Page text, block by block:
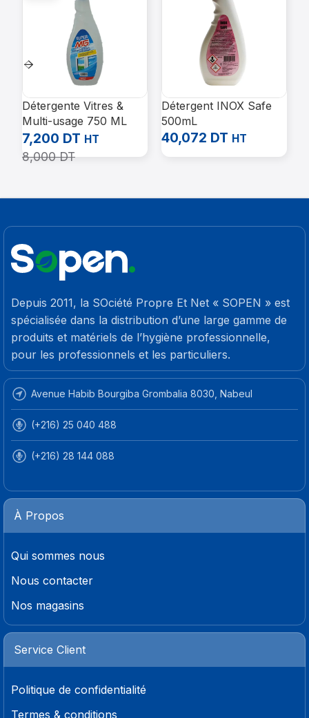
Détergente Vitres &
Multi-usage 750 ML
SUPER MG sans
pulvérisateur
7,200 DT HT
8,000DT
Détergent INOX Safe
500mL
40,072 DT HT
Depuis 2011, la SOciété Propre Et Net « SOPEN » est
spécialisée dans la distribution d’une large gamme de
produits et matériels de l’hygiène professionnelle,
pour les professionnels et les particuliers.
Avenue Habib Bourgiba Grombalia 8030, Nabeul
(+216) 25 040 488
(+216) 28 144 088
À Propos
Qui sommes nous
Nous contacter
Nos magasins
Service Client
Politique de confidentialité
Termes & conditions